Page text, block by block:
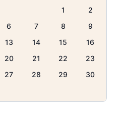
1
2
6 7 8
9
13 14 15
16
20 21 22
23
27 28 29
30